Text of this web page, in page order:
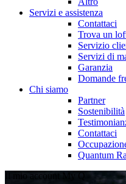
Servizi e assistenza
Contattaci
Trova un
Servizio
Servizi di
Garanzia
Domande
Chi siamo
Partner
Sostenibilità
Contattaci
Quantum
Il mio account My Q